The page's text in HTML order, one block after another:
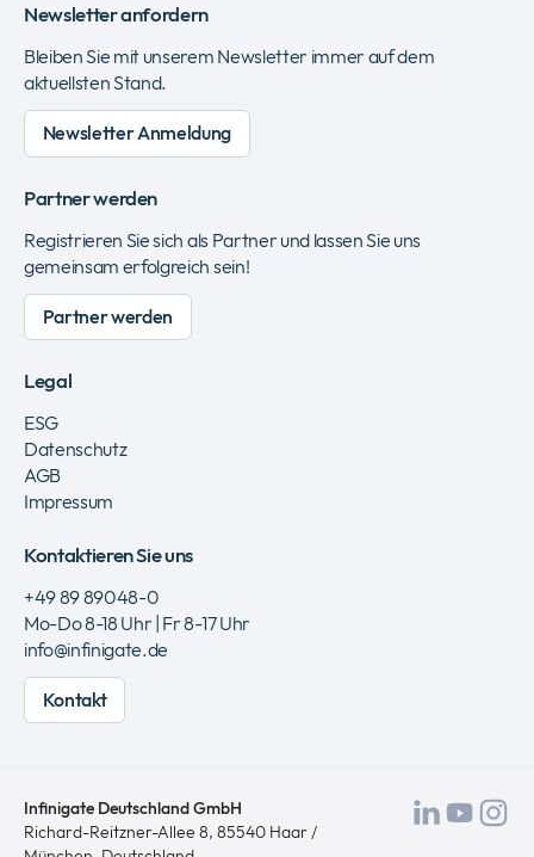
Newsletter anfordern
Bleiben Sie mit unserem Newsletter immer auf dem
aktuellsten Stand.
Newsletter Anmeldung
Partner werden
Registrieren Sie sich als Partner und lassen Sie uns
gemeinsam erfolgreich sein!
Partner werden
Legal
ESG
Datenschutz
AGB
Impressum
Kontaktieren Sie uns
+49 89 89048-0
Mo-Do 8-18 Uhr | Fr 8-17 Uhr
info@infinigate.de
Kontakt
Infinigate Deutschland GmbH
Richard-Reitzner-Allee 8, 85540 Haar /